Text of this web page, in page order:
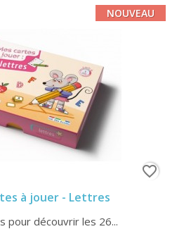
à jouer - Lettres
pour découvrir les 26...
NOUVEAU
favorite_border